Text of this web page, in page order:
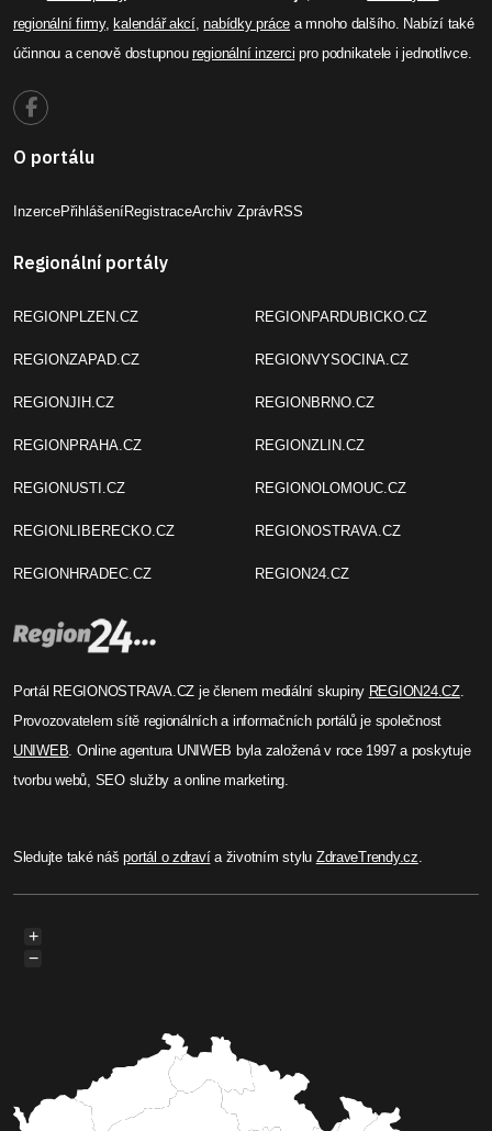
regionální firmy, kalendář akcí,nabídky práce a mnoho dalšího. Nabízí také
účinnou a cenově dostupnou regionální inzerci pro podnikatele i jednotlivce.
O portálu
InzercePřihlášeníRegistraceArchiv ZprávRSS
Regionální portály
REGIONPLZEN.CZ
REGIONZAPAD.CZ
REGIONJIH.CZ
REGIONPRAHA.CZ
REGIONUSTI.CZ
REGIONLIBERECKO.CZ
REGIONHRADEC.CZ
REGIONPARDUBICKO.CZ
REGIONVYSOCINA.CZ
REGIONBRNO.CZ
REGIONZLIN.CZ
REGIONOLOMOUC.CZ
REGIONOSTRAVA.CZ
REGION24.CZ
Portál REGIONOSTRAVA.CZ je členem mediální skupiny REGION24.CZ.
Provozovatelem sítě regionálních a informačních portálů je společnost
UNIWEB. Online agentura UNIWEB byla založená v roce 1997 a poskytuje
tvorbu webů, SEO služby a online marketing.
Sledujte také nášportál o zdravía životním stylu ZdraveTrendy.cz.
+
−